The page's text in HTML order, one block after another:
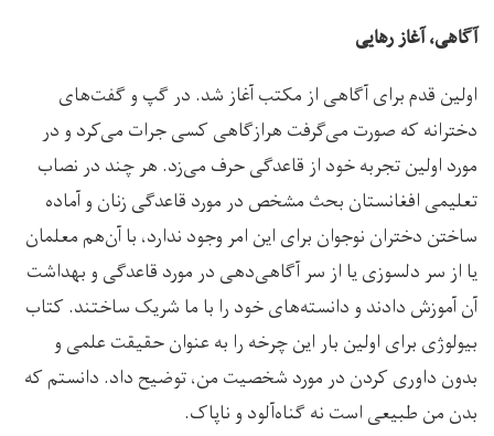
آگاهی، آغاز رهایی
اولین قدم برای آگاهی از مکتب آغاز شد. در گپ و گفت‌های
دخترانه که صورت می‌گرفت هرازگاهی کسی جرات می‌کرد و در
مورد اولین تجربه خود از قاعدگی حرف می‌زد. هر چند در نصاب
تعلیمی افغانستان بحث مشخص در مورد قاعدگی زنان و آماده
ساختن دختران نوجوان برای این امر وجود ندارد، با آن‌هم معلمان
یا از سر دلسوزی یا از سر آگاهی‌دهی در مورد قاعدگی و بهداشت
آن آموزش دادند و دانسته‌های خود را با ما شریک ساختند. کتاب
بیولوژی برای اولین بار این چرخه را به عنوان حقیقت علمی و
بدون داوری کردن در مورد شخصیت من، توضیح داد. دانستم که
بدن من طبیعی است نه گناه‌آلود و ناپاک.